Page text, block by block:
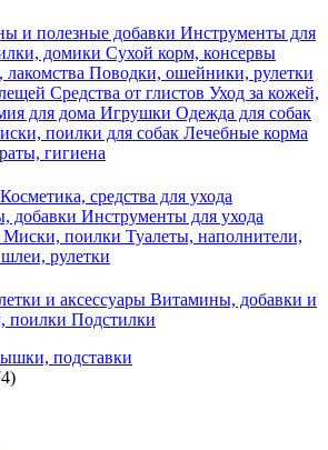
и полезные добавки Инструменты для
домики Сухой корм, консервы
лакомства Поводки, ошейники, рулетки
Средства от глистов Уход за кожей,
для дома Игрушки Одежда для собак
поилки для собак Лечебные корма
гигиена
Косметика, средства для ухода
добавки Инструменты для ухода
Миски, поилки Туалеты, наполнители,
рулетки
и аксессуары Витамины, добавки и
поилки Подстилки
подставки